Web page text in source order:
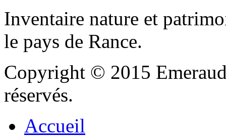
Inventaire nature et
le pays de Rance.
Copyright © 2015
réservés.
Accueil